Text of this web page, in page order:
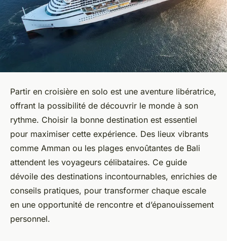
Partir en croisière en solo est une aventure libératrice,
offrant la possibilité de découvrir le monde à son
rythme. Choisir la bonne destination est essentiel
pour maximiser cette expérience. Des lieux vibrants
comme Amman ou les plages envoûtantes de Bali
attendent les voyageurs célibataires. Ce guide
dévoile des destinations incontournables, enrichies de
conseils pratiques, pour transformer chaque escale
en une opportunité de rencontre et d’épanouissement
personnel.